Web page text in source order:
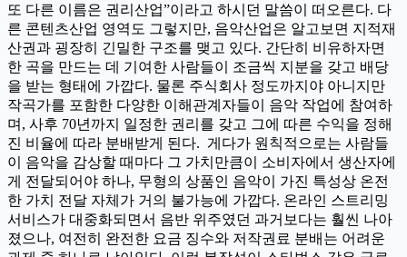
또 다른 이름은 권리산업”이라고 하시던 말씀이 떠오른다. 다
른 콘텐츠산업 영역도 그렇지만, 음악산업은 알고보면 지적재
산권과 굉장히 긴밀한 구조를 맺고 있다. 간단히 비유하자면
한 곡을 만드는 데 기여한 사람들이 조금씩 지분을 갖고 배당
을 받는 형태에 가깝다. 물론 주식회사 정도까지야 아니지만
작곡가를 포함한 다양한 이해관계자들이 음악 작업에 참여하
며, 사후 70년까지 일정한 권리를 갖고 그에 따른 수익을 정해
진 비율에 따라 분배받게 된다. 게다가 원칙적으로는 사람들
이 음악을 감상할 때마다 그 가치만큼이 소비자에서 생산자에
게 전달되어야 하나, 무형의 상품인 음악이 가진 특성상 온전
한 가치 전달 자체가 거의 불가능에 가깝다. 온라인 스트리밍
서비스가 대중화되면서 음반 위주였던 과거보다는 훨씬 나아
졌으나, 여전히 완전한 요금 징수와 저작권료 분배는 어려운